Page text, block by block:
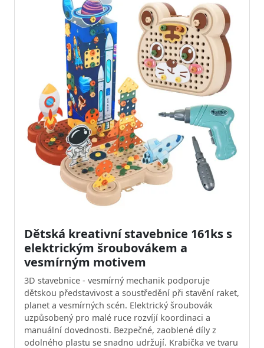
Dětská kreativní stavebnice 161ks s
elektrickým šroubovákem a
vesmírným motivem
3D stavebnice - vesmírný mechanik podporuje
dětskou představivost a soustředění při stavění raket,
planet a vesmírných scén. Elektrický šroubovák
uzpůsobený pro malé ruce rozvíjí koordinaci a
manuální dovednosti. Bezpečné, zaoblené díly z
odolného plastu se snadno udržují. Krabička ve tvaru